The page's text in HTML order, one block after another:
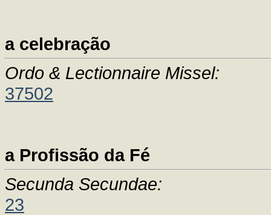
a celebração
Ordo & Lectionnaire Missel:
37502
a Profissão da Fé
Secunda Secundae:
23